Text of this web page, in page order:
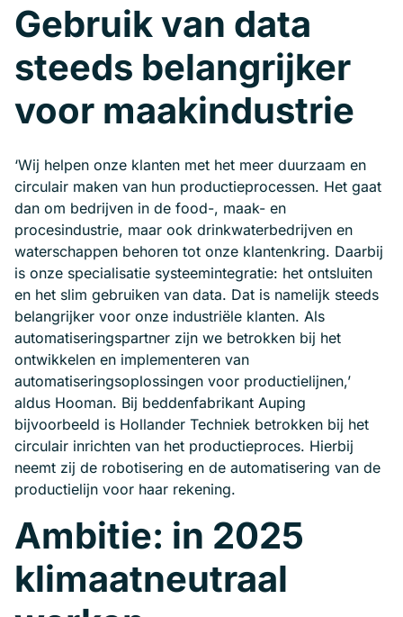
Gebruik van data
steeds belangrijker
voor maakindustrie
‘Wij helpen onze klanten met het meer duurzaam en
circulair maken van hun productieprocessen. Het gaat
dan om bedrijven in de food-, maak- en
procesindustrie, maar ook drinkwaterbedrijven en
waterschappen behoren tot onze klantenkring. Daarbij
is onze specialisatie systeemintegratie: het ontsluiten
en het slim gebruiken van data. Dat is namelijk steeds
belangrijker voor onze industriële klanten. Als
automatiseringspartner zijn we betrokken bij het
ontwikkelen en implementeren van
automatiseringsoplossingen voor productielijnen,’
aldus Hooman. Bij beddenfabrikant Auping
bijvoorbeeld is Hollander Techniek betrokken bij het
circulair inrichten van het productieproces. Hierbij
neemt zij de robotisering en de automatisering van de
productielijn voor haar rekening.
Ambitie: in 2025
klimaatneutraal